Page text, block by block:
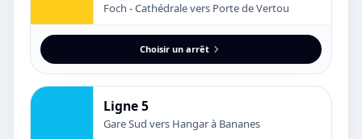
Foch - Cathédrale vers Porte de Vertou
Choisir un arrêt
Ligne 5
Gare Sud vers Hangar à Bananes